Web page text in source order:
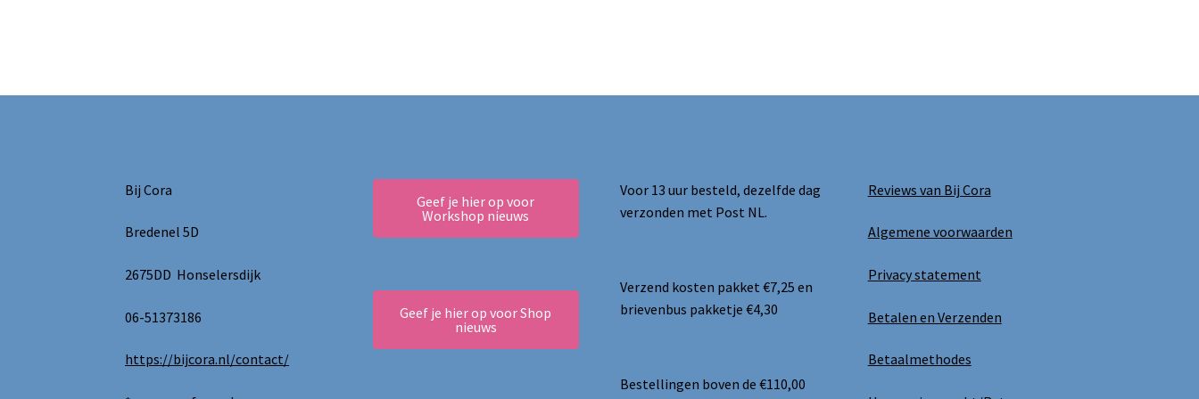
Bij Cora
Bredenel 5D
2675DD Honselersdijk
06-51373186
https://bijcora.nl/contact/
Geef je hier op voor
Workshop nieuws
Geef je hier op voor Shop
nieuws
Voor 13 uur besteld, dezelfde dag
verzonden met Post NL.
Verzend kosten pakket €7,25 en
brievenbus pakketje €4,30
Bestellingen boven de €110,00
Reviews van Bij Cora
Algemene voorwaarden
Privacy statement
Betalen en Verzenden
Betaalmethodes